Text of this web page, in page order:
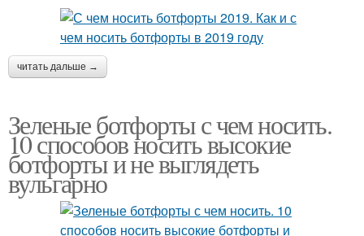
читать дальше →
Зеленые ботфорты с чем носить.
10 способов носить высокие
ботфорты и не выглядеть
вульгарно